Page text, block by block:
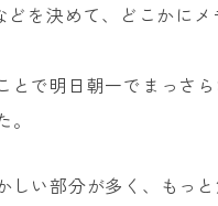
を決めて、どこかにメ
とで明日朝一でまっさ
しい部分が多く、もっ